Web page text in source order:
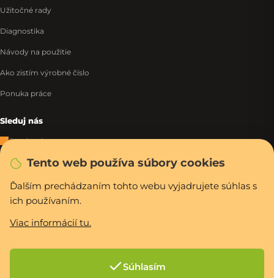
Tento web používa súbory cookies
Ďalším prechádzaním tohto webu vyjadrujete súhlas s
ich používaním.
Viac informácií tu.
Súhlasím
Užitočné rady
Diagnostika
Návody na použitie
Ako zistím výrobné číslo
Ponuka práce
Sleduj nás
Facebook
Instagram
Tiktok
WhatsApp